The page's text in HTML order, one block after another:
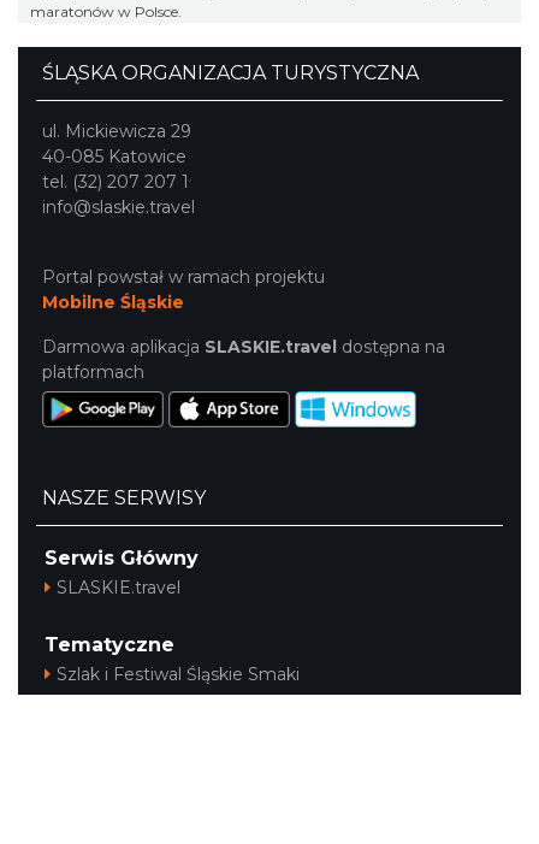
maratonów w Polsce.
ŚLĄSKA ORGANIZACJA TURYSTYCZNA
ul. Mickiewicza 29
40-085 Katowice
tel. (32) 207 207 1
info@slaskie.travel
Portal powstał w ramach projektu
Mobilne Śląskie
Darmowa aplikacja SLASKIE.travel dostępna na
platformach
NASZE SERWISY
Serwis Główny
SLASKIE.travel
Tematyczne
Szlak i Festiwal Śląskie Smaki